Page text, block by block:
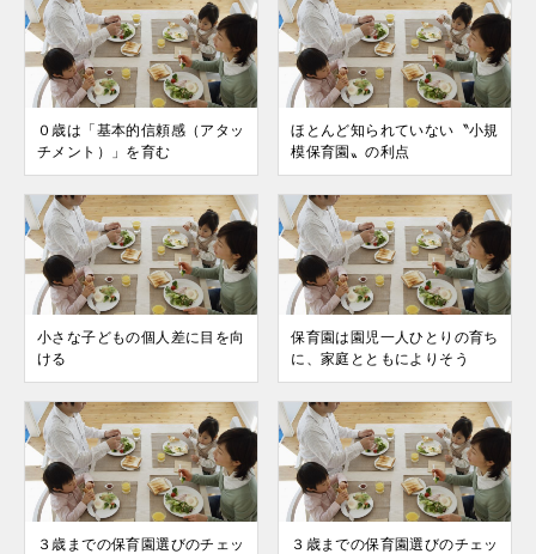
０歳は「基本的信頼感（アタッ
チメント）」を育む
ほとんど知られていない〝小規
模保育園〟の利点
小さな子どもの個人差に目を向
ける
保育園は園児一人ひとりの育ち
に、家庭とともによりそう
３歳までの保育園選びのチェッ
３歳までの保育園選びのチェッ